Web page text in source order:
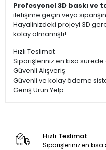
Profesyonel 3D baskı ve
iletişime geçin veya
Hayalinizdeki projeyi 3D
kolay olmamıştı!
Hızlı Teslimat
Siparişleriniz en kısa sürede
Güvenli Alışveriş
Güvenli ve kolay ödeme
Geniş Ürün Yelp
Hızlı Teslimat
Siparişleriniz en kısa